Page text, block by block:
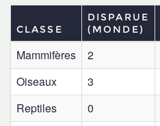
CLASSE
DISPARUE
(MONDE)
Mammifères 2
Oiseaux
3
Reptiles
0